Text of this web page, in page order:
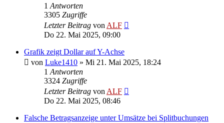
1 Antworten
3305 Zugriffe
Letzter Beitrag von ALF
Do 22. Mai 2025, 09:00
Grafik zeigt Dollar auf Y-Achse
von Luke1410 » Mi 21. Mai 2025, 18:24
1 Antworten
3324 Zugriffe
Letzter Beitrag von ALF
Do 22. Mai 2025, 08:46
Falsche Betragsanzeige unter Umsätze bei Splitbuchungen